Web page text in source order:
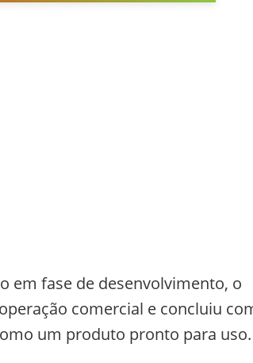
em fase de desenvolvimento, o
comercial e concluiu
um produto pronto para uso.